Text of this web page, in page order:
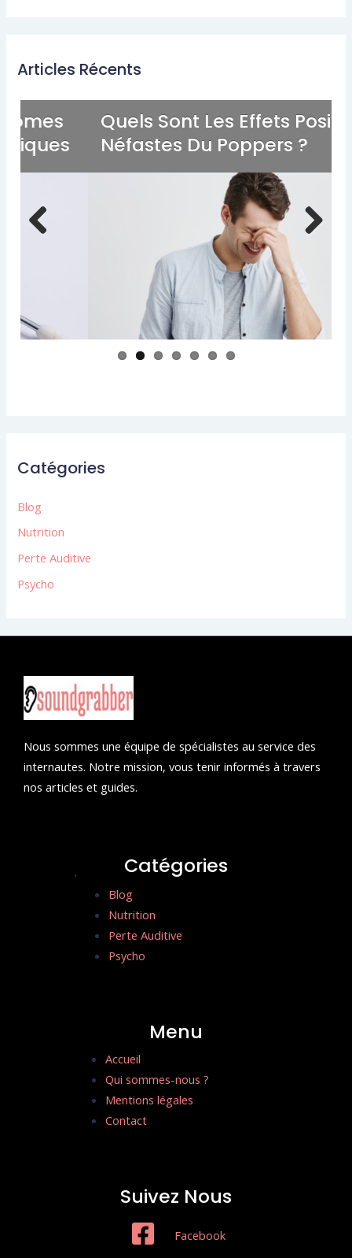
Articles Récents
Quels Sont Les Effets Positifs Et
Néfastes Du Poppers ?
Catégories
Blog
Nutrition
Perte Auditive
Psycho
Nous sommes une équipe de spécialistes au service des
internautes. Notre mission, vous tenir informés à travers
nos articles et guides.
Catégories
.
Blog
Nutrition
Perte Auditive
Psycho
Menu
Accueil
Qui sommes-nous ?
Mentions légales
Contact
Suivez Nous
Facebook